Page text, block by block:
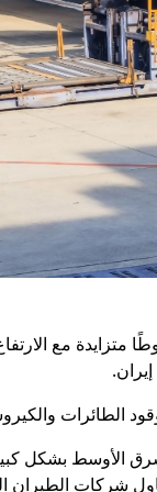
متزايدة مع
الأوسط بشكل
شركات